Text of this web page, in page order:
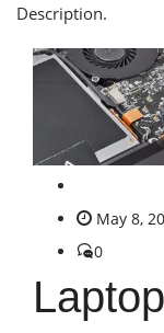
Description.
May 8,
0